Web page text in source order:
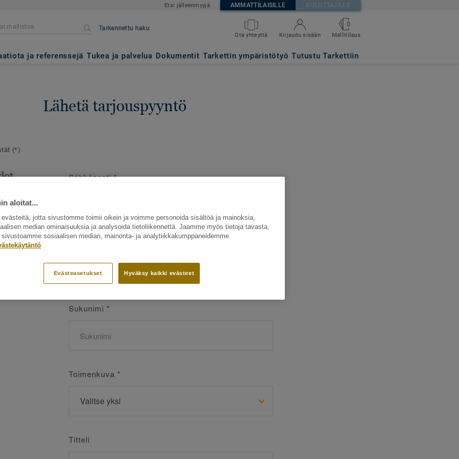
Etsi jälleenmyyjä AMMATTILAISILLE KULUTTAJILLE
Tarkennettu haku
Ota yhteyttä Kirjaudu sisään
0
Mallitilaus
ja referenssejä Tukea ja palvelua Dokumentit Tarkettin ympäristötyö Tutustu Tarkettiin
Lähetä tarjouspyyntö
(*)
Sähköposti*
*
Sukunimi *
Toimenkuva *
Titteli
aloitat...
evästeitä, jotta sivustomme toimii oikein ja voimme personoida sisältöä ja mainoksia,
median ominaisuuksia ja analysoida tietoliikennettä. Jaamme myös tietoja tavasta,
sosiaalisen median, mainonta- ja analytiikkakumppaneidemme
Hyväksy kaikki evästeet
Evästeasetukset